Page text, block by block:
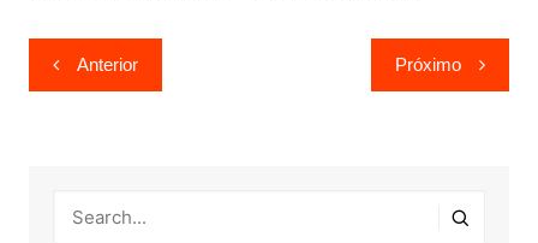
Navegação
de
Anterior Próximo